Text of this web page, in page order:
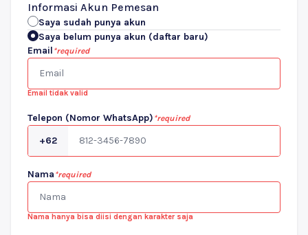
Informasi Akun Pemesan
Saya sudah punya akun
Saya belum punya akun (daftar baru)
Email *required
Email tidak valid
Telepon (Nomor WhatsApp) *required
+62
Nama *required
Nama hanya bisa diisi dengan karakter saja